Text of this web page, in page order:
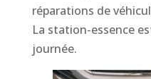
réparations de
La station-essence
journée.